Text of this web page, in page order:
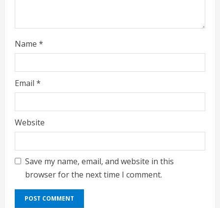
Name *
Email *
Website
Save my name, email, and website in this
browser for the next time I comment.